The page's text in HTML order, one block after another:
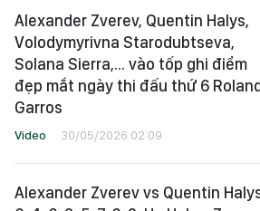
Alexander Zverev, Quentin Halys,
Volodymyrivna Starodubtseva,
Solana Sierra,... vào tốp ghi điểm
đẹp mắt ngày thi đấu thứ 6
Garros
Video 30/05/2026 02:09
Alexander Zverev vs Quentin